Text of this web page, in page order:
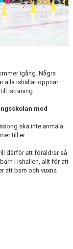
igång. Några
alla ishallar öppnar
isträning.
med
ska inte anmäla
till er.
därför att föräldrar så
i ishallen, allt för att
att barn och vuxna